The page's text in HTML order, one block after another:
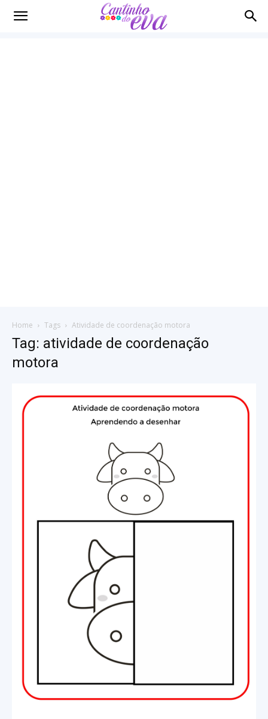
Cantinho
Home Tags Atividade de coordenação motora
Tag: atividade de coordenação
motora